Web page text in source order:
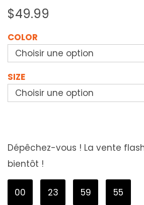
$49.99
COLOR
SIZE
Dépêchez-vous ! La vente
bientôt !
00 23 59 53